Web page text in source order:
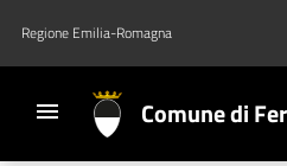
Vai al contenuto principale
Vai al footer
Regione Emilia-Romagna
Comune di